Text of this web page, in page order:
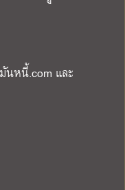
นหนี้.com และ